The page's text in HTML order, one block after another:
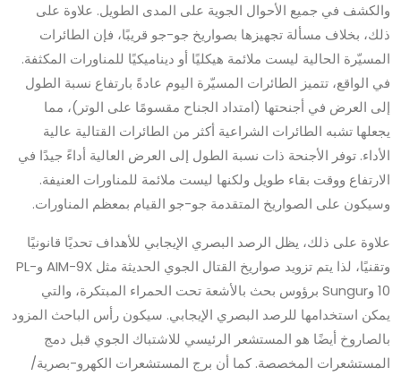
والكشف في جميع الأحوال الجوية على المدى الطويل. علاوة على
ذلك، بخلاف مسألة تجهيزها بصواريخ جو-جو قريبًا، فإن الطائرات
المسيّرة الحالية ليست ملائمة هيكليًا أو ديناميكيًا للمناورات المكثفة.
في الواقع، تتميز الطائرات المسيّرة اليوم عادةً بارتفاع نسبة الطول
إلى العرض في أجنحتها (امتداد الجناح مقسومًا على الوتر)، مما
يجعلها تشبه الطائرات الشراعية أكثر من الطائرات القتالية عالية
الأداء. توفر الأجنحة ذات نسبة الطول إلى العرض العالية أداءً جيدًا في
الارتفاع ووقت بقاء طويل ولكنها ليست ملائمة للمناورات العنيفة.
وسيكون على الصواريخ المتقدمة جو-جو القيام بمعظم المناورات.
علاوة على ذلك، يظل الرصد البصري الإيجابي للأهداف تحديًا قانونيًا
وتقنيًا، لذا يتم تزويد صواريخ القتال الجوي الحديثة مثل AIM-9X وPL-
10 وSungur برؤوس بحث بالأشعة تحت الحمراء المبتكرة، والتي
يمكن استخدامها للرصد البصري الإيجابي. سيكون رأس الباحث المزود
بالصاروخ أيضًا هو المستشعر الرئيسي للاشتباك الجوي قبل دمج
المستشعرات المخصصة. كما أن برج المستشعرات الكهرو-بصرية/